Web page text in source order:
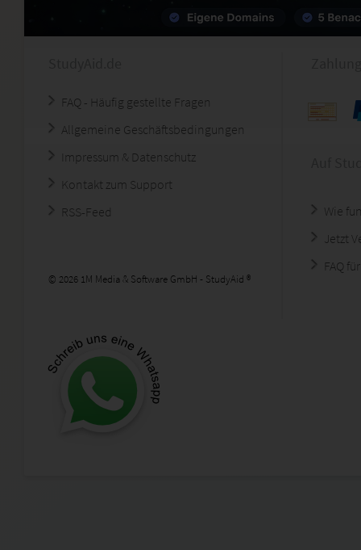
FAQ - Häufig gestellte Fragen
Allgemeine Geschäftsbedingungen
Impressum & Datenschutz
Kontakt zum Support
RSS-Feed
© 2026 1M Media & Software GmbH - StudyAid ®
Wie
Jetzt
FAQ